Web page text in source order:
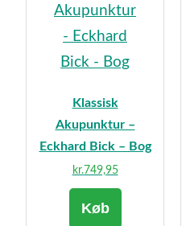
Klassisk
Akupunktur –
Eckhard Bick – Bog
kr.749,95
Køb